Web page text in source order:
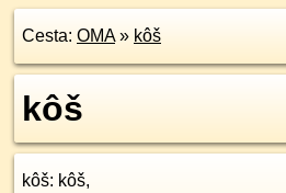
Cesta: OMA» kôš
kôš
kôš: kôš,